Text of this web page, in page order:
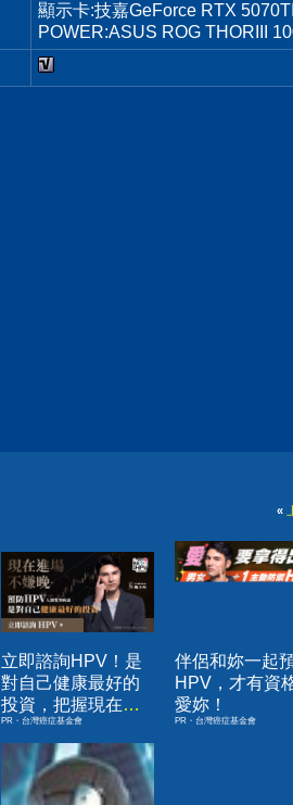
顯示卡:技嘉GeForce RTX
POWER:ASUS ROG THORIII
«
立即諮詢HPV！是
對自己健康最好的
投資，把握現在不
嫌晚！
PR・台灣癌症基金會
伴侶和妳一起
HPV，才有資
愛妳！
PR・台灣癌症基金會